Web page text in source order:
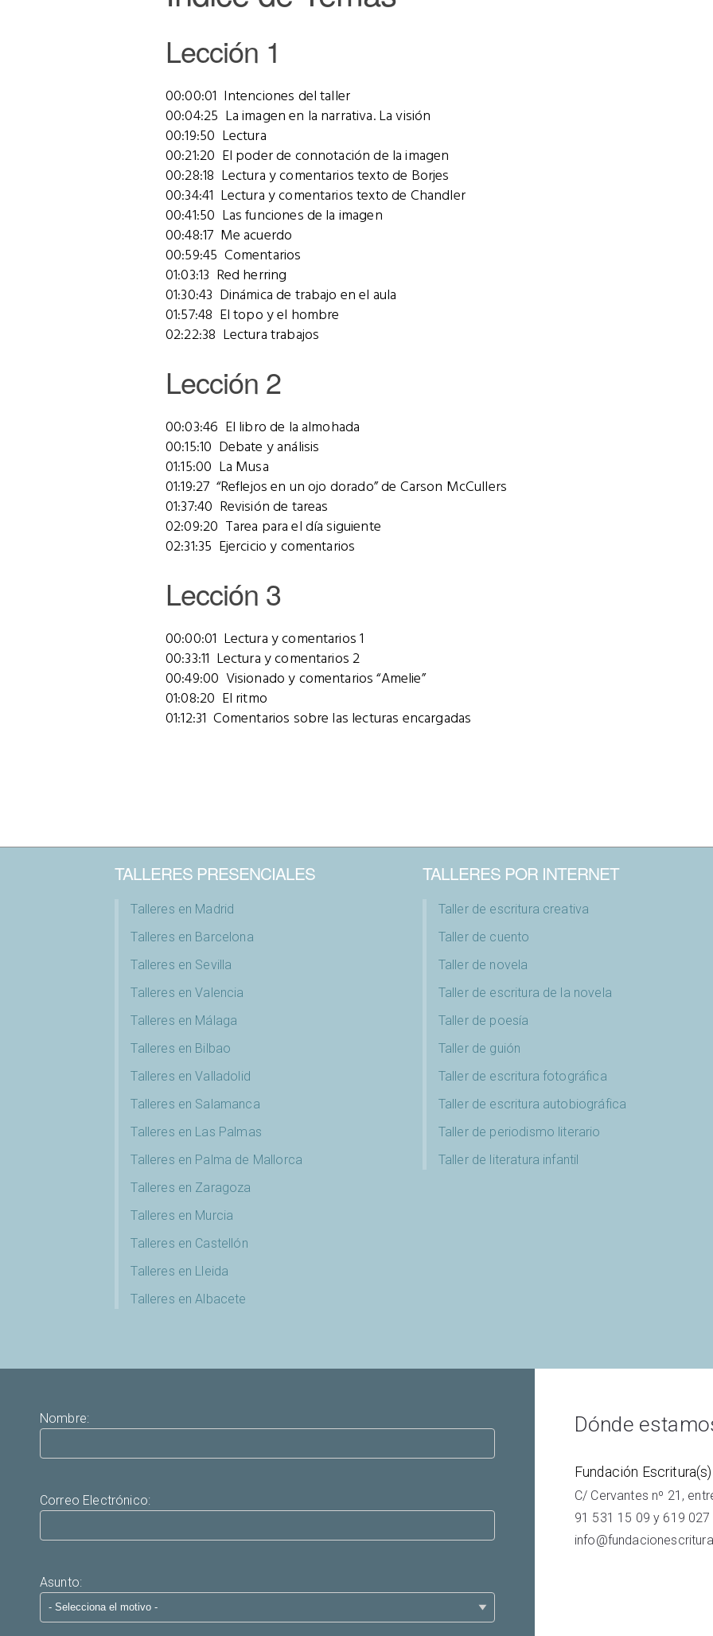
Lección 1
00:00:01 Intenciones del taller
00:04:25 La imagen en la narrativa. La visión
00:19:50 Lectura
00:21:20 El poder de connotación de la imagen
00:28:18 Lectura y comentarios texto de Borjes
00:34:41 Lectura y comentarios texto de Chandler
00:41:50 Las funciones de la imagen
00:48:17 Me acuerdo
00:59:45 Comentarios
01:03:13 Red herring
01:30:43 Dinámica de trabajo en el aula
01:57:48 El topo y el hombre
02:22:38 Lectura trabajos
Lección 2
00:03:46 El libro de la almohada
00:15:10 Debate y análisis
01:15:00 La Musa
01:19:27 “Reflejos en un ojo dorado” de Carson McCullers
01:37:40 Revisión de tareas
02:09:20 Tarea para el día siguiente
02:31:35 Ejercicio y comentarios
Lección 3
00:00:01 Lectura y comentarios 1
00:33:11 Lectura y comentarios 2
00:49:00 Visionado y comentarios “Amelie”
01:08:20 El ritmo
01:12:31 Comentarios sobre las lecturas encargadas
TALLERES PRESENCIALES
Talleres en Madrid
Talleres en Barcelona
Talleres en Sevilla
Talleres en Valencia
Talleres en Málaga
Talleres en Bilbao
Talleres en Valladolid
Talleres en Salamanca
Talleres en Las Palmas
Talleres en Palma de Mallorca
Talleres en Zaragoza
Talleres en Murcia
Talleres en Castellón
Talleres en Lleida
Talleres en Albacete
TALLERES POR INTERNET
Taller de escritura creativa
Taller de cuento
Taller de novela
Taller de escritura de la novela
Taller de poesía
Taller de guión
Taller de escritura fotográfica
Taller de escritura autobiográfica
Taller de periodismo literario
Taller de literatura infantil
Nombre:
Correo Electrónico:
Asunto:
Dónde
Fundación Escritura(s)
C/ Cervantes nº 21,
91 531 15 09 y 619